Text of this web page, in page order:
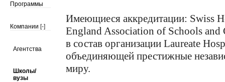
Программы
Компании [-]
Агентства
Школы/
вузы
Имеющиеся аккредитации: Swiss
England Association of Schools and
в состав организации Laureate
объединяющей престижные
миру.